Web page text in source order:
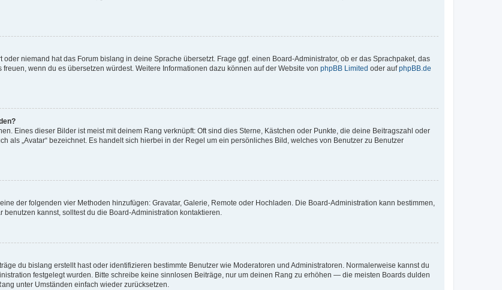
niemand hat das Forum bislang in deine Sprache übersetzt. Frage ggf. einen Board-Administrator, ob er das Sprachpaket, das
wenn du es übersetzen würdest. Weitere Informationen dazu können auf der Website von phpBB Limited oder aufphpBB.de
Eines dieser Bilder ist meist mit deinem Rang verknüpft: Oft sind dies Sterne, Kästchen oder Punkte, die deine Beitragszahl oder
als „Avatar“ bezeichnet. Es handelt sich hierbei in der Regel um ein persönliches Bild, welches von Benutzer zu Benutzer
der folgenden vier Methoden hinzufügen: Gravatar, Galerie, Remote oder Hochladen. Die Board-Administration kann bestimmen,
kannst, solltest du die Board-Administration kontaktieren.
du bislang erstellt hast oder identifizieren bestimmte Benutzer wie Moderatoren und Administratoren. Normalerweise kannst du
festgelegt wurden. Bitte schreibe keine sinnlosen Beiträge, nur um deinen Rang zu erhöhen — die meisten Boards dulden
unter Umständen einfach wieder zurücksetzen.